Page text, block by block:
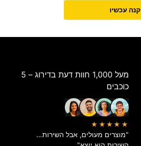
קנה עכשיו
מעל 1,000 חוות דעת בדירוג – 5
כוכבים
★★★★★
"מוצרים מעולים, אבל השירות…